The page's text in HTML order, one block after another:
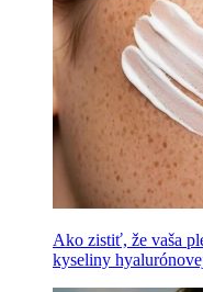
Ako zistiť, že vaša
kyseliny